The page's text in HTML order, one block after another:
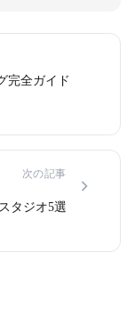
完全ガイド
次の記事
タジオ5選